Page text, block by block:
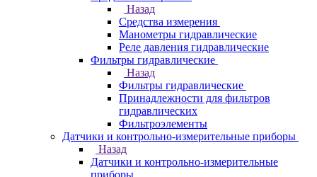
Назад
Средства измерения
Манометры гидравлические
Реле давления гидравлические
Фильтры гидравлические
Назад
Фильтры гидравлические
Принадлежности для фильтров
гидравлических
Фильтроэлементы
Датчики и контрольно-измерительные приборы
Назад
Датчики и контрольно-измерительные